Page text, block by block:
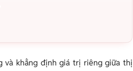
và khẳng định giá trị riêng giữa thị